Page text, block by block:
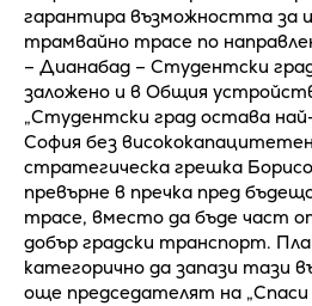
гарантира възможността за
трамвайно трасе по
– Дианабад – Студентски
заложено и в Общия
„Студентски град остава
София без
стратегическа грешка
превърне в пречка пред
трасе, вместо да бъде част
добър градски транспорт.
категорично да запази тази
още председателят на „Спаси